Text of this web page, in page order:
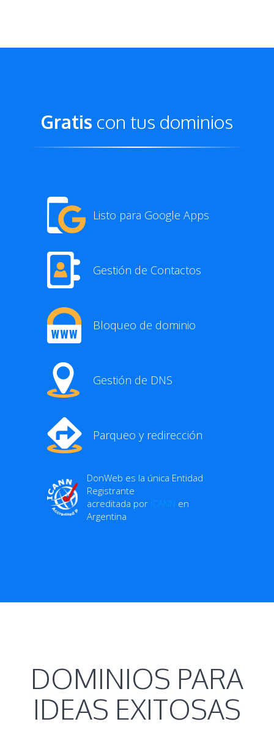
Gratis con tus dominios
Listo para Google Apps
Gestión de Contactos
Bloqueo de dominio
Gestión de DNS
Parqueo y redirección
DonWeb es la única Entidad
Registrante
acreditada por ICANN en
Argentina
DOMINIOS PARA
IDEAS EXITOSAS